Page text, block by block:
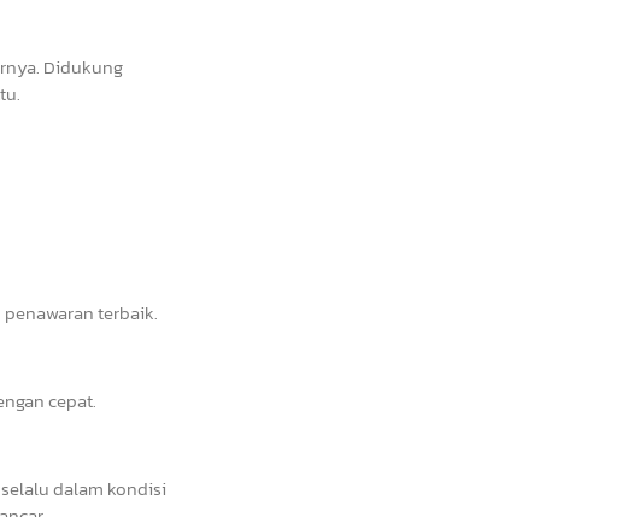
Didukung
terbaik.
cepat.
dalam kondisi